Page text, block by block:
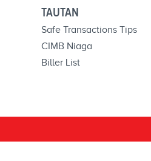
TAUTAN
Safe Transactions Tips
CIMB Niaga
Biller List